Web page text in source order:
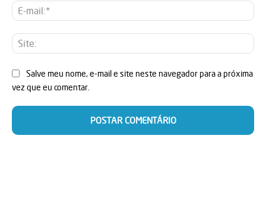
E-
Salve meu nome, e-mail e site neste navegador para a próxima
vez que eu comentar.